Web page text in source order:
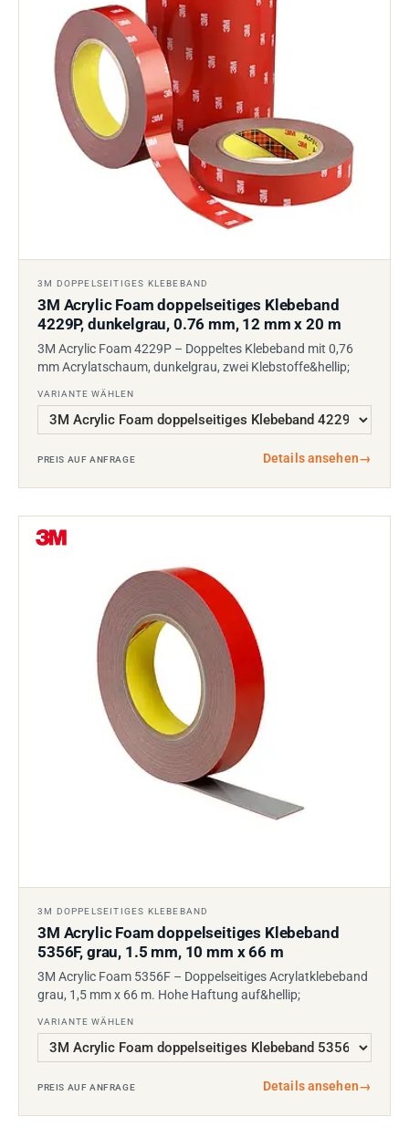
3M DOPPELSEITIGES KLEBEBAND
3M Acrylic Foam doppelseitiges Klebeband
4229P, dunkelgrau, 0.76 mm, 12 mm x 20 m
3M Acrylic Foam 4229P – Doppeltes Klebeband mit 0,76
mm Acrylatschaum, dunkelgrau, zwei Klebstoffe&hellip;
VARIANTE WÄHLEN
PREIS AUF ANFRAGE Details ansehen→
3M DOPPELSEITIGES KLEBEBAND
3M Acrylic Foam doppelseitiges Klebeband
5356F, grau, 1.5 mm, 10 mm x 66 m
3M Acrylic Foam 5356F – Doppelseitiges Acrylatklebeband
grau, 1,5 mm x 66 m. Hohe Haftung auf&hellip;
VARIANTE WÄHLEN
PREIS AUF ANFRAGE Details ansehen→